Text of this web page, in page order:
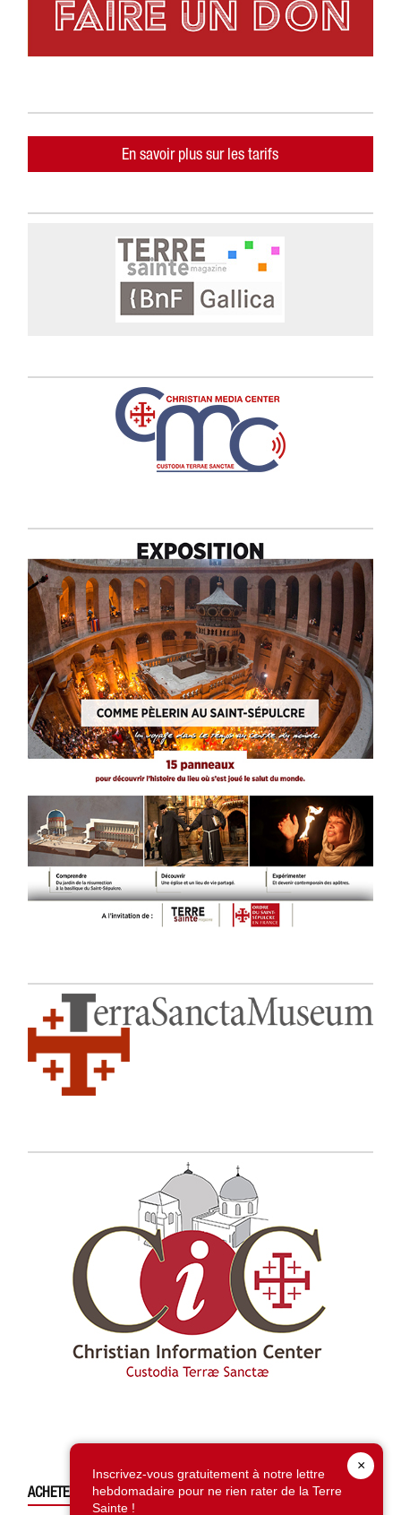
En savoir plus sur les tarifs
ACHETEZ CE NUMÉRO
×
Inscrivez-vous gratuitement à notre lettre
hebdomadaire pour ne rien rater de la Terre
Sainte !